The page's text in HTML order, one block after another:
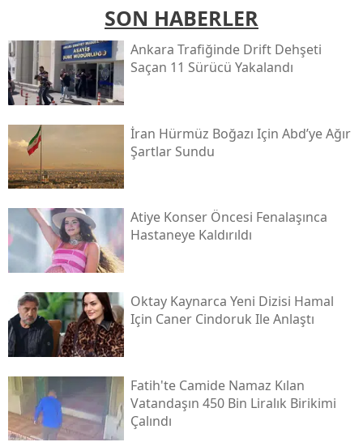
SON HABERLER
Ankara Trafiğinde Drift Dehşeti
Saçan 11 Sürücü Yakalandı
İran Hürmüz Boğazı Için Abd’ye Ağır
Şartlar Sundu
Atiye Konser Öncesi Fenalaşınca
Hastaneye Kaldırıldı
Oktay Kaynarca Yeni Dizisi Hamal
Için Caner Cindoruk Ile Anlaştı
Fatih'te Camide Namaz Kılan
Vatandaşın 450 Bin Liralık Birikimi
Çalındı